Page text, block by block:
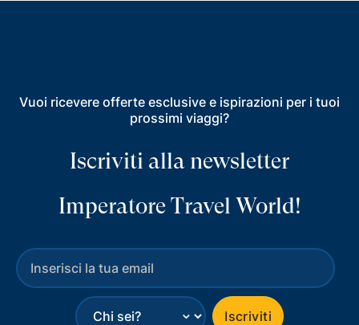
Vuoi ricevere offerte esclusive e ispirazioni per i tuoi
prossimi viaggi?
Iscriviti alla newsletter
Imperatore Travel World!
⌄ Iscriviti